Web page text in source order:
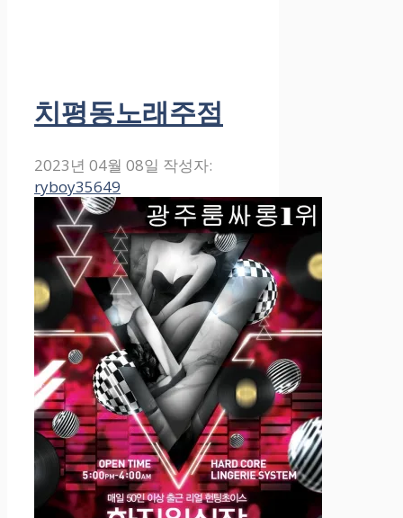
치평동노래주점
2023년 04월 08일 작성자:
ryboy35649